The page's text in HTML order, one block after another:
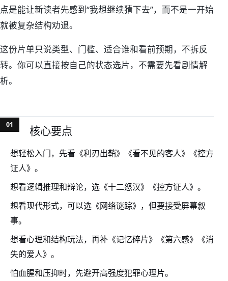
点是能让新读者先感到“我想继续猜下去”，而不是一开始
就被复杂结构劝退。
这份片单只说类型、门槛、适合谁和看前预期，不拆反
转。你可以直接按自己的状态选片，不需要先看剧情解
析。
核心要点
想轻松入门，先看《利刃出鞘》《看不见的客人》《控方
证人》。
想看逻辑推理和辩论，选《十二怒汉》《控方证人》。
想看现代形式，可以选《网络谜踪》，但要接受屏幕叙
事。
想看心理和结构玩法，再补《记忆碎片》《第六感》《消
失的爱人》。
怕血腥和压抑时，先避开高强度犯罪心理片。